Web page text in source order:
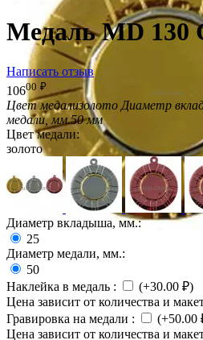
Медаль MD 130
Написать отзыв
10600 ₽
Цвет медализолото Диаметр
медали, мм.50 мм
Цвет медали:
золото
Диаметр вкладыша, мм.:
25
Диаметр медали, мм.:
50
Наклейка в медаль : (+30.00 ₽)
Цена зависит от количества и
Гравировка на медали : (+50.00
Цена зависит от количества и